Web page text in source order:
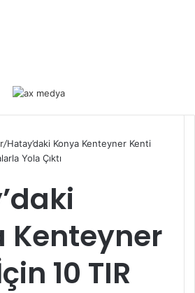
/Hatay’daki Konya Kenteyner Kenti
Yola Çıktı
Kenteyner
10 TIR